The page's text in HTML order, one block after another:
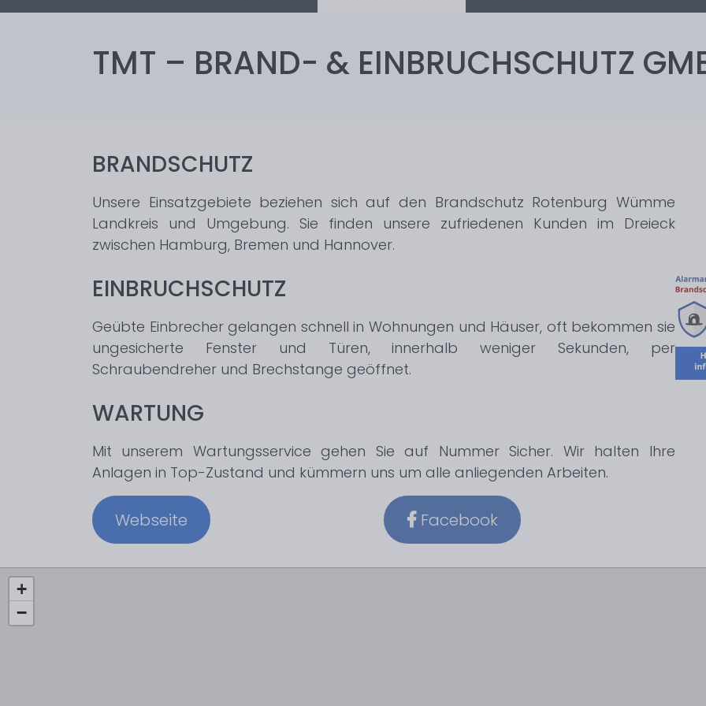
TMT – BRAND- & EINBRUCHSCHUTZ
BRANDSCHUTZ
Unsere Einsatzgebiete beziehen sich auf den Brandschutz Rotenburg Wümme
Landkreis und Umgebung. Sie finden unsere zufriedenen Kunden im Dreieck
zwischen Hamburg, Bremen und Hannover.
EINBRUCHSCHUTZ
Geübte Einbrecher gelangen schnell in Wohnungen und Häuser, oft bekommen sie
ungesicherte Fenster und Türen, innerhalb weniger Sekunden, per
Schraubendreher und Brechstange geöffnet.
WARTUNG
Mit unserem Wartungsservice gehen Sie auf Nummer Sicher. Wir halten Ihre
Anlagen in Top-Zustand und kümmern uns um alle anliegenden Arbeiten.
Webseite Facebook
+
−